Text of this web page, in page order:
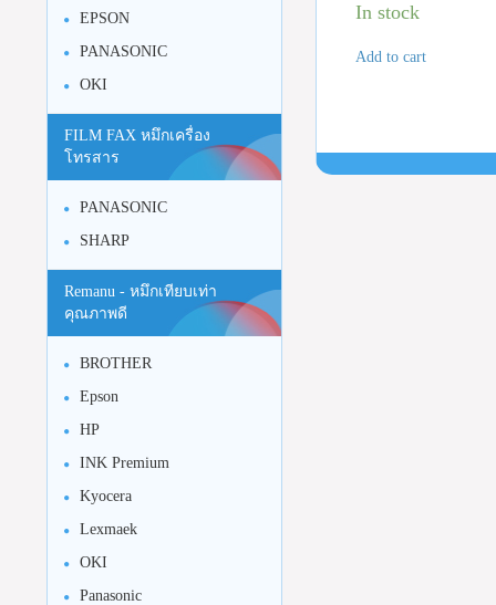
In stock
Add to cart
EPSON
PANASONIC
OKI
FILM FAX หมึกเครื่อง
โทรสาร
PANASONIC
SHARP
Remanu - หมึกเทียบเท่า
คุณภาพดี
BROTHER
Epson
HP
INK Premium
Kyocera
Lexmaek
OKI
Panasonic